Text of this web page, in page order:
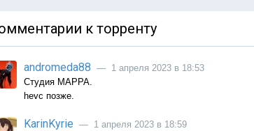
к торренту
andromeda88 — 1 апреля 2023 в 18:53
Студия MAPPA.
hevc позже.
KarinKyrie — 1 апреля 2023 в 18:59